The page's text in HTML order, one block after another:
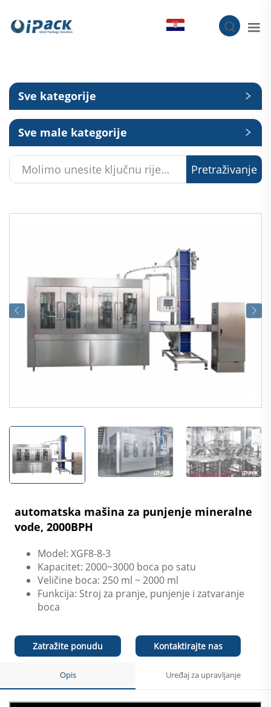
Sve kategorije
Sve male kategorije
Pretraživanje
automatska mašina za punjenje mineralne
vode, 2000BPH
Model: XGF8-8-3
Kapacitet: 2000~3000 boca po satu
Veličine boca: 250 ml ~ 2000 ml
Funkcija: Stroj za pranje, punjenje i zatvaranje
boca
Zatražite ponudu Kontaktirajte nas
Opis Uređaj za upravljanje